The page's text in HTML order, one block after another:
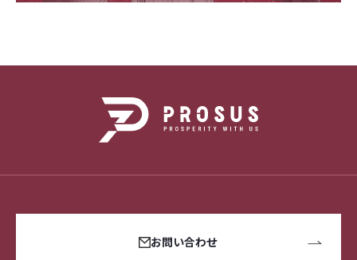
お問い合わせ